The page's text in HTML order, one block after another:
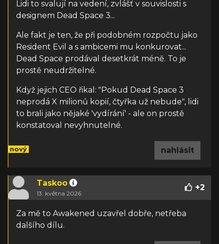
Lidi to svalují na vedení, zvlášť v souvislosti s
designem Dead Space 3...
Ale fakt je ten, že při podobném rozpočtu jako
Resident Evil a s ambicemi mu konkurovat...
Dead Space prodával desetkrát méně. To je
prostě neudržitelné.
Když jejich CEO řikal: "Pokud Dead Space 3
neprodá X milionů kopií, čtyřka už nebude", lidi
to brali jako nějaké 'vydírání' - ale on prostě
konstatoval nevyhnutelné.
nový nahlásit
Taskoo
13. května 2026
+2
Za mě to Awakened uzavřel dobře, netřeba
dalšího dílu.